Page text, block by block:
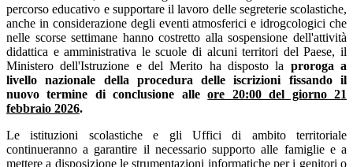
percorso educativo e supportare il lavoro delle segreterie scolastiche,
anche in considerazione degli eventi atmosferici e idrogcologici che
nelle scorse settimane hanno costretto alla sospensione dell'attività
didattica e amministrativa le scuole di alcuni territori del Paese, il
Ministero dell'Istruzione e del Merito ha disposto la proroga a
livello nazionale della procedura delle iscrizioni fissando il
nuovo termine di conclusione alleore 20:00 del giorno 21
febbraio 2026.
Le istituzioni scolastiche e gli Uffici di ambito territoriale
continueranno a garantire il necessario supporto alle famiglie e a
mettere a disposizione le strumentazioni informatiche per i genitori o